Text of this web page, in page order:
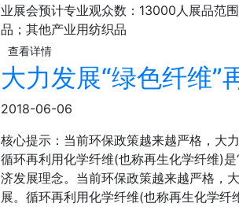
业展会预计专业观众数：13000人展品范
品；其他产业用纺织品
查看详情
大力发展“绿色纤维”
2018-06-06
核心提示：当前环保政策越来越严格，大
循环再利用化学纤维(也称再生化学纤维)
济发展理念。当前环保政策越来越严格，
展。循环再利用化学纤维(也称再生化学纤